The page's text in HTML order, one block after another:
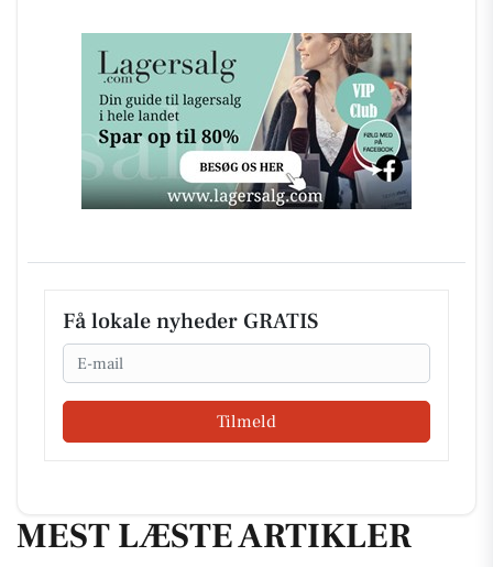
Få lokale nyheder GRATIS
Email
Tilmeld
MEST LÆSTE ARTIKLER